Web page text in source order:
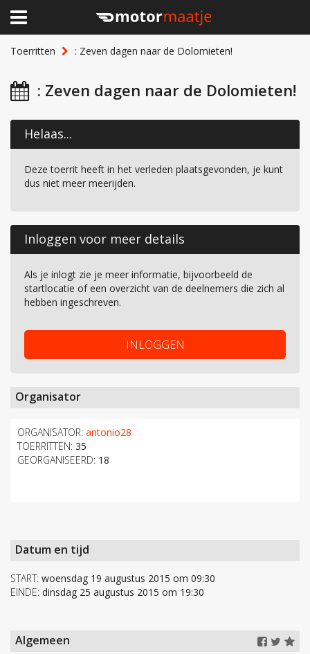
Toerritten : Zeven dagen naar de Dolomieten!
: Zeven dagen naar de Dolomieten!
Helaas...
Deze toerrit heeft in het verleden plaatsgevonden, je kunt
dus niet meer meerijden.
Inloggen voor meer details
Als je inlogt zie je meer informatie, bijvoorbeeld de
startlocatie of een overzicht van de deelnemers die zich al
hebben ingeschreven.
INLOGGEN
Organisator
ORGANISATOR: antonio28
TOERRITTEN: 35
GEORGANISEERD: 18
Datum en tijd
START: woensdag 19 augustus 2015 om 09:30
EINDE: dinsdag 25 augustus 2015 om 19:30
Algemeen
×
Home
Clubhuis
Lid worden
Over Motormaatje